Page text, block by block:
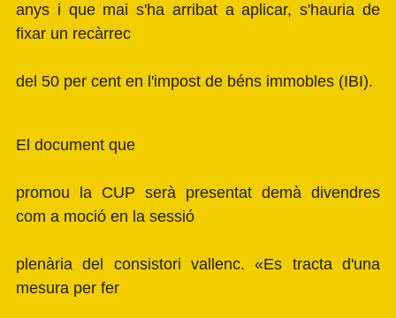
anys i que mai s'ha arribat a aplicar, s'hauria de
fixar un recàrrec
del 50 per cent en l'impost de béns immobles (IBI).
El document que
promou la CUP serà presentat demà divendres
com a moció en la sessió
plenària del consistori vallenc. «Es tracta d'una
mesura per fer